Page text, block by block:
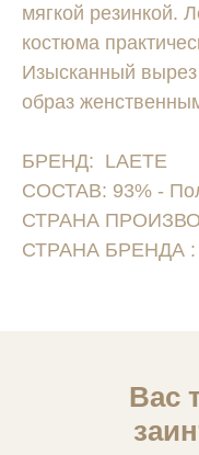
мягкой резинкой.
костюма
Изысканный
образ
БРЕНД: LAETE
СОСТАВ: 93% -
СТРАНА
СТРАНА БРЕНДА :
Вас